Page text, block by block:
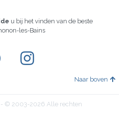
u bij het vinden van de beste
les-Bains
Naar boven
- © 2003-2026 Alle rechten